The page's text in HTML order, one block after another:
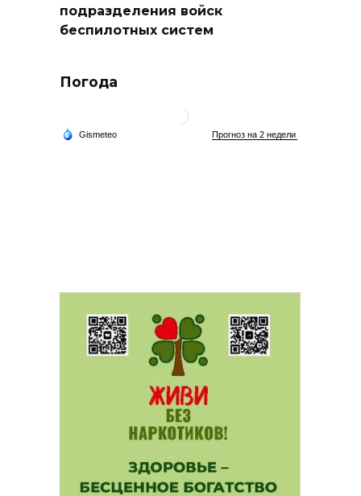
подразделения войск
беспилотных систем
Погода